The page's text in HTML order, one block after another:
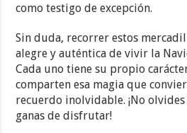
como testigo de excepción.
Sin duda, recorrer estos
alegre y auténtica de vivir la
Cada uno tiene su propio
comparten esa magia que
recuerdo inolvidable. ¡No
ganas de disfrutar!